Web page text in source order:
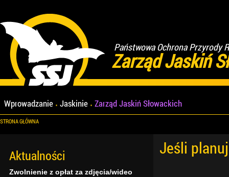
Państwowa Ochrona Przyrody
Zarząd Jaskiń
Wprowadzanie Jaskinie Zarząd Jaskiń Słowackich
STRONA GŁÓWNA
Jeśli
Aktualności
Zwolnienie z opłat za zdjęcia/wideo